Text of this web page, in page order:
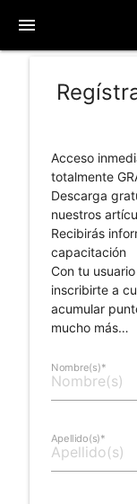
menu
Acceso
totalmente
Descarga
nuestros
Recibirás
capacitación
Con tu
inscribirte a
acumular
mucho más…
Nombre(s)*
Apellido(s)*